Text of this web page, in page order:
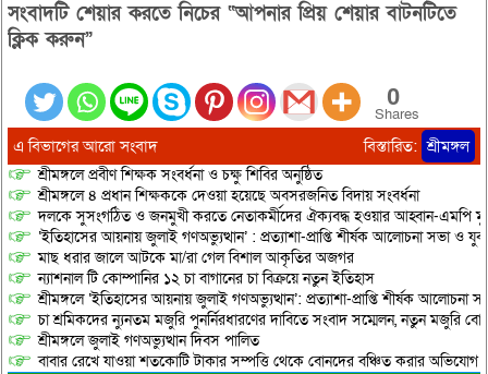
সংবাদটি শেয়ার করতে নিচের “আপনার প্রিয় শেয়ার বাটনটিতে
ক্লিক করুন”
0
Shares
এ বিভাগের আরো সংবাদ বিস্তারিত: শ্রীমঙ্গল
শ্রীমঙ্গলে প্রবীণ শিক্ষক সংবর্ধনা ও চক্ষু শিবির অনুষ্ঠিত
শ্রীমঙ্গলে ৪ প্রধান শিক্ষককে দেওয়া হয়েছে অবসরজনিত বিদায় সংবর্ধনা
দলকে সুসংগঠিত ও জনমুখী করতে নেতাকর্মীদের ঐক্যবদ্ধ হওয়ার আহ্বান-এমপি
‘ইতিহাসের আয়নায় জুলাই গণঅভ্যুত্থান’ : প্রত্যাশা-প্রাপ্তি শীর্ষক আলোচনা সভা ও
মাছ ধরার জালে আটকে মা/রা গেল বিশাল আকৃতির অজগর
ন্যাশনাল টি কোম্পানির ১২ চা বাগানের চা বিক্রয়ে নতুন ইতিহাস
শ্রীমঙ্গলে ‘ইতিহাসের আয়নায় জুলাই গণঅভ্যুত্থান’: প্রত্যাশা-প্রাপ্তি শীর্ষক আলোচনা
চা শ্রমিকদের ন্যুনতম মজুরি পুনর্নিরধারণের দাবিতে সংবাদ সম্মেলন, নতুন মজুরি
শ্রীমঙ্গলে জুলাই গণঅভ্যুত্থান দিবস পালিত
বাবার রেখে যাওয়া শতকোটি টাকার সম্পত্তি থেকে বোনদের বঞ্চিত করার অভিযোগ